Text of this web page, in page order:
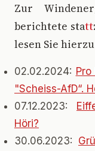
Zur
berichtete statt
lesen Sie
02.02.2024:
"Scheiss-AfD“.
07.12.2023:
Höri?
30.06.2023: